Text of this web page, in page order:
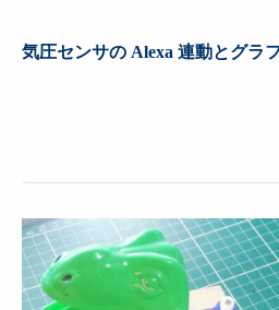
気圧センサの Alexa 連動とグラ